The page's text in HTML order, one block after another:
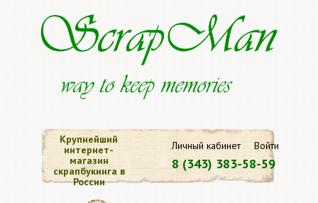
Личный кабинет Войти
8 (343) 383-58-59
Крупнейший
интернет-
магазин
скрапбукинга в
России